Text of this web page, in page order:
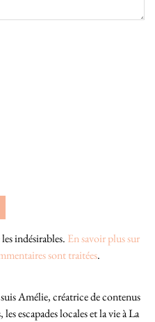
indésirables. En savoir plus sur
sont traitées.
Amélie, créatrice de contenus
les escapades locales et la vie à La